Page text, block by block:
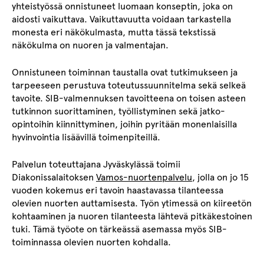
yhteistyössä onnistuneet luomaan konseptin, joka on
aidosti vaikuttava. Vaikuttavuutta voidaan tarkastella
monesta eri näkökulmasta, mutta tässä tekstissä
näkökulma on nuoren ja valmentajan.
Onnistuneen toiminnan taustalla ovat tutkimukseen ja
tarpeeseen perustuva toteutussuunnitelma sekä selkeä
tavoite. SIB-valmennuksen tavoitteena on toisen asteen
tutkinnon suorittaminen, työllistyminen sekä jatko-
opintoihin kiinnittyminen, joihin pyritään monenlaisilla
hyvinvointia lisäävillä toimenpiteillä.
Palvelun toteuttajana Jyväskylässä toimii
Diakonissalaitoksen Vamos-nuortenpalvelu, jolla on jo 15
vuoden kokemus eri tavoin haastavassa tilanteessa
olevien nuorten auttamisesta. Työn ytimessä on kiireetön
kohtaaminen ja nuoren tilanteesta lähtevä pitkäkestoinen
tuki. Tämä työote on tärkeässä asemassa myös SIB-
toiminnassa olevien nuorten kohdalla.